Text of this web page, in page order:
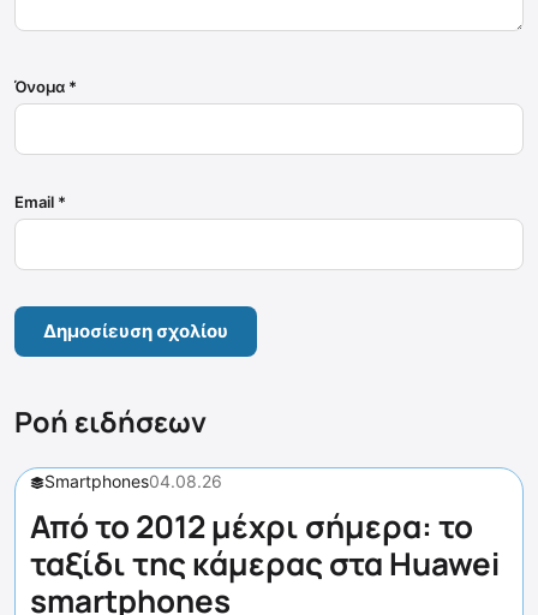
Όνομα *
Email *
Ροή ειδήσεων
Smartphones04.08.26
Από το 2012 μέχρι σήμερα: το
ταξίδι της κάμερας στα Huawei
smartphones